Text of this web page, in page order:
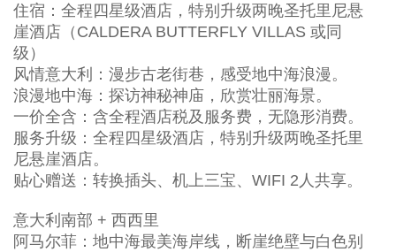
住宿：全程四星级酒店，特别升级两晚圣托里尼悬
崖酒店（CALDERA BUTTERFLY VILLAS 或同
级）
风情意大利：漫步古老街巷，感受地中海浪漫。
浪漫地中海：探访神秘神庙，欣赏壮丽海景。
一价全含：含全程酒店税及服务费，无隐形消费。
服务升级：全程四星级酒店，特别升级两晚圣托里
尼悬崖酒店。
贴心赠送：转换插头、机上三宝、WIFI 2人共享。
意大利南部 + 西西里
阿马尔菲：地中海最美海岸线，断崖绝壁与白色别